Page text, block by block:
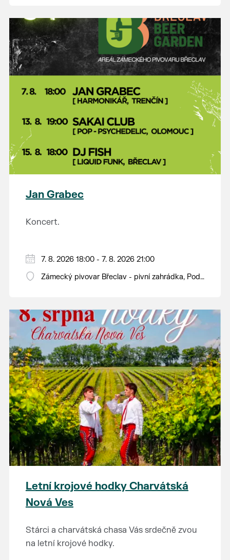
Jan Grabec
Koncert.
7. 8. 2026 18:00 - 7. 8. 2026 21:00
Zámecký pivovar Břeclav - pivní zahrádka, Pod
Letní krojové hodky Charvátská
Nová Ves
Stárci a charvátská chasa Vás srdečně zvou
na letní krojové hodky.